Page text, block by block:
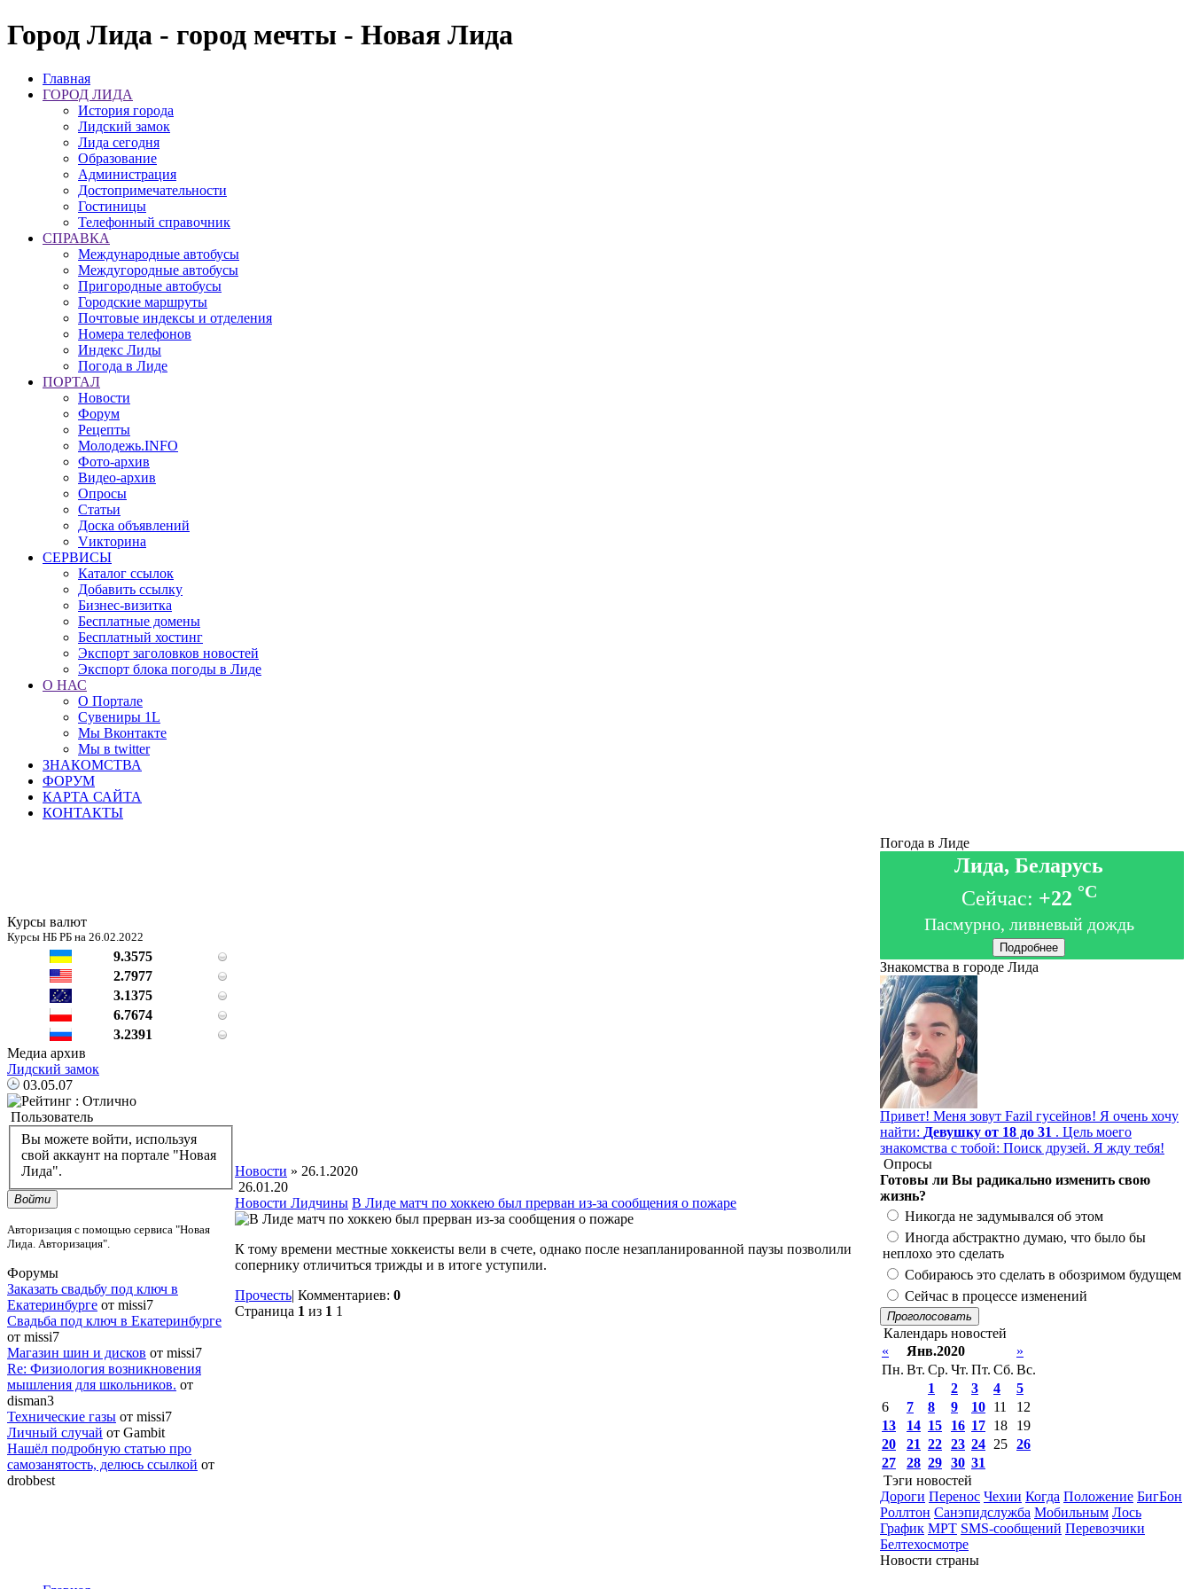
Город Лида - город мечты - Новая Лида
Главная
ГОРОД ЛИДА
История города
Лидский замок
Лида сегодня
Образование
Администрация
Достопримечательности
Гостиницы
Телефонный справочник
СПРАВКА
Международные автобусы
Междугородные автобусы
Пригородные автобусы
Городские маршруты
Почтовые индексы и отделения
Номера телефонов
Индекс Лиды
Погода в Лиде
ПОРТАЛ
Новости
Форум
Рецепты
Молодежь.INFO
Фото-архив
Видео-архив
Опросы
Статьи
Доска объявлений
Vикторина
СЕРВИСЫ
Каталог ссылок
Добавить ссылку
Бизнес-визитка
Бесплатные домены
Бесплатный хостинг
Экспорт заголовков новостей
Экспорт блока погоды в Лиде
О НАС
О Портале
Сувениры 1L
Мы Вконтакте
Мы в twitter
ЗНАКОМСТВА
ФОРУМ
КАРТА САЙТА
КОНТАКТЫ
Курсы валют
Курсы НБ РБ на 26.02.2022
9.3575
2.7977
3.1375
6.7674
3.2391
Медиа архив
Лидский замок
03.05.07
Пользователь
Вы можете войти, используя
свой аккаунт на портале "Новая
Лида".
Войти
Авторизация с помощью сервиса "Новая
Лида. Авторизация".
Форумы
Заказать свадьбу под ключ в
Екатеринбурге от missi7
Cвадьба под ключ в Екатеринбурге
от missi7
Магазин шин и дисков от missi7
Re: Физиология возникновения
мышления для школьников. от
disman3
Технические газы от missi7
Личный случай от Gambit
Нашёл подробную статью про
самозанятость, делюсь ссылкой от
drobbest
Новости » 26.1.2020
26.01.20
Новости Лидчины В Лиде матч по хоккею был прерван из-за сообщения о пожаре
К тому времени местные хоккеисты вели в счете, однако после незапланированной паузы позволили
сопернику отличиться трижды и в итоге уступили.
Прочесть| Комментариев: 0
Страница 1 из 1 1
Погода в Лиде
Лида, Беларусь
Сейчас: +22 °C
Пасмурно, ливневый дождь
Подробнее
Знакомства в городе Лида
Привет! Меня зовут Fazil гусейнов! Я очень хочу
найти: Девушку от 18 до 31 . Цель моего
знакомства с тобой: Поиск друзей. Я жду тебя!
Опросы
Готовы ли Вы радикально изменить свою
жизнь?
Никогда не задумывался об этом
Иногда абстрактно думаю, что было бы
неплохо это сделать
Собираюсь это сделать в обозримом будущем
Сейчас в процессе изменений
Проголосовать
Календарь новостей
«
Янв.2020
»
Пн. Вт. Ср. Чт. Пт. Сб. Вс.
1
2 3 4
5
6
7 8 9 10 11
12
13
14 15 16 17 18
19
20
21 22 23 24 25 26
27
28 29 30 31
Тэги новостей
Дороги Перенос Чехии Когда Положение БигБон
Роллтон Санэпидслужба Мобильным Лось
График МРТ SMS-сообщений Перевозчики
Белтехосмотре
Новости страны